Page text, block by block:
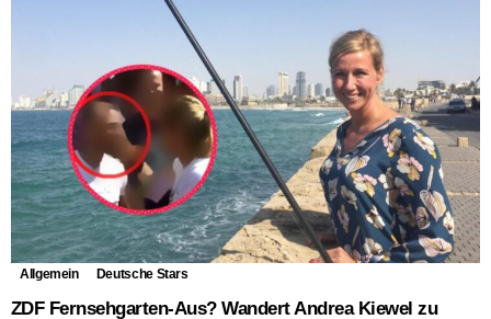
Allgemein Deutsche Stars
ZDF Fernsehgarten-Aus? Wandert Andrea Kiewel zu